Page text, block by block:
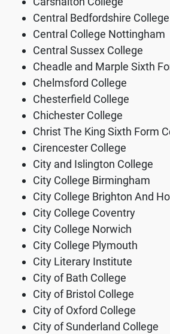
Central Bedfordshire College
Central College Nottingham
Central Sussex College
Cheadle and Marple Sixth
Chelmsford College
Chesterfield College
Chichester College
Christ The King Sixth Form
Cirencester College
City and Islington College
City College Birmingham
City College Brighton And
City College Coventry
City College Norwich
City College Plymouth
City Literary Institute
City of Bath College
City of Bristol College
City of Oxford College
City of Sunderland College